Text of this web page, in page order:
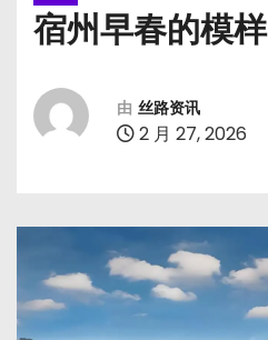
宿州早春的模样
由 丝路资讯
2 月 27, 2026